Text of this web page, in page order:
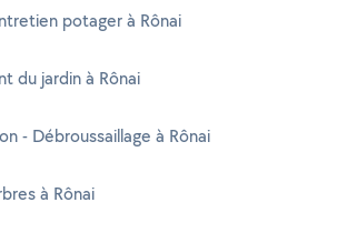
potager à Rônai
du jardin à Rônai
- Débroussaillage à Rônai
à Rônai